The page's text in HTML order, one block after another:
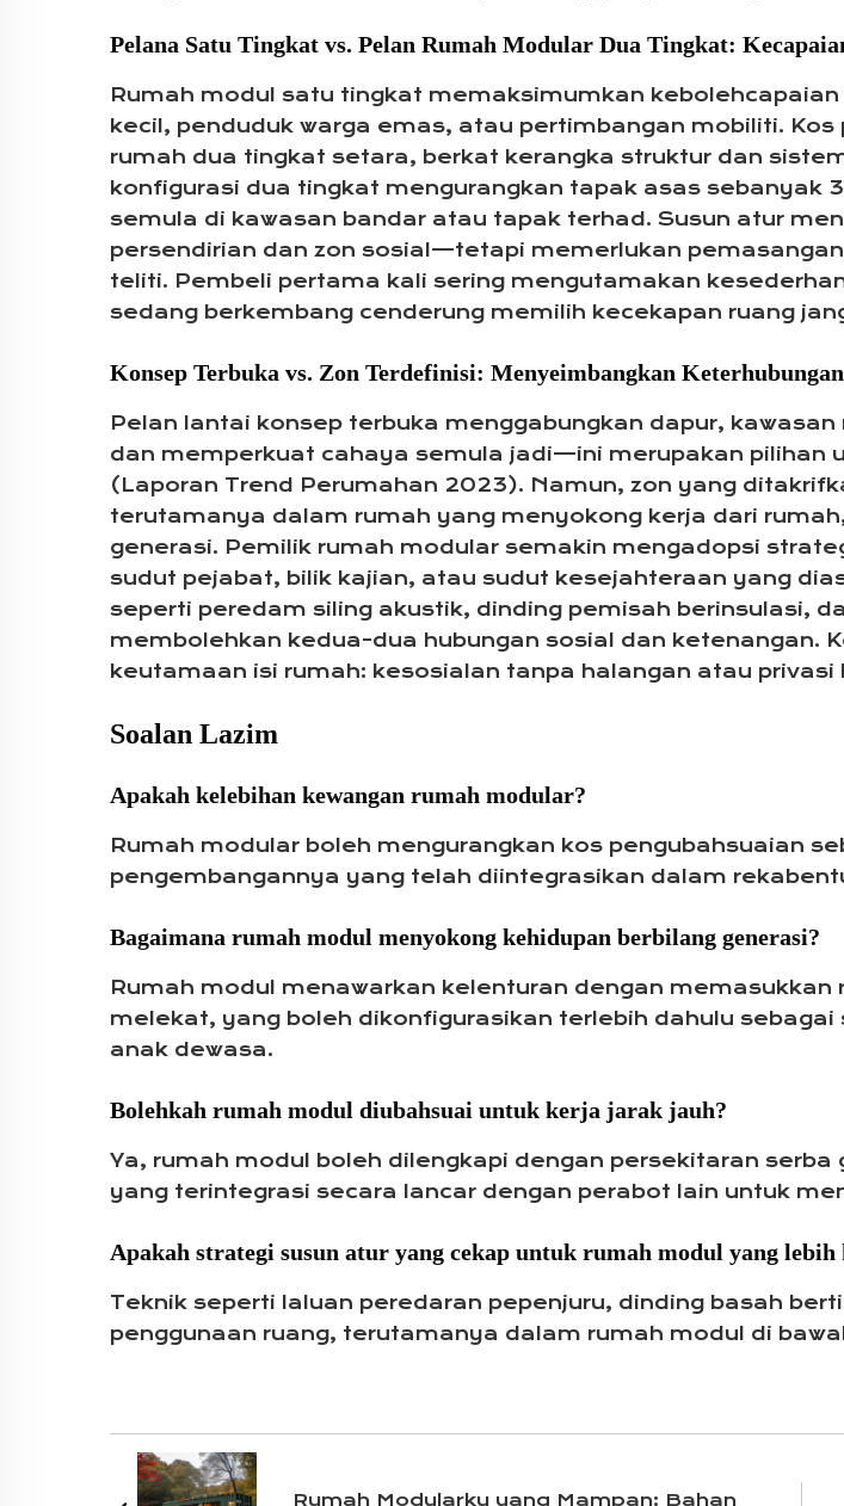
Pelana Satu Tingkat vs. Pelan Rumah Modular Dua Tingkat:
Rumah modul satu tingkat memaksimumkan
kecil, penduduk warga emas, atau pertimbangan mobiliti.
rumah dua tingkat setara, berkat kerangka struktur dan
konfigurasi dua tingkat mengurangkan tapak asas sebanyak
semula di kawasan bandar atau tapak terhad. Susun atur
persendirian dan zon sosial—tetapi memerlukan
teliti. Pembeli pertama kali sering mengutamakan
sedang berkembang cenderung memilih kecekapan ruang
Konsep Terbuka vs. Zon Terdefinisi: Menyeimbangkan
Pelan lantai konsep terbuka menggabungkan dapur,
dan memperkuat cahaya semula jadi—ini merupakan pilihan
(Laporan Trend Perumahan 2023). Namun, zon yang
terutamanya dalam rumah yang menyokong kerja dari
generasi. Pemilik rumah modular semakin mengadopsi
sudut pejabat, bilik kajian, atau sudut kesejahteraan yang
seperti peredam siling akustik, dinding pemisah berinsulasi,
membolehkan kedua-dua hubungan sosial dan ketenangan.
keutamaan isi rumah: kesosialan tanpa halangan atau
Soalan Lazim
Apakah kelebihan kewangan rumah modular?
Rumah modular boleh mengurangkan kos pengubahsuaian
pengembangannya yang telah diintegrasikan dalam
Bagaimana rumah modul menyokong kehidupan berbilang generasi?
Rumah modul menawarkan kelenturan dengan
melekat, yang boleh dikonfigurasikan terlebih dahulu
anak dewasa.
Bolehkah rumah modul diubahsuai untuk kerja jarak jauh?
Ya, rumah modul boleh dilengkapi dengan persekitaran
yang terintegrasi secara lancar dengan perabot lain untuk
Apakah strategi susun atur yang cekap untuk rumah modul yang lebih
Teknik seperti laluan peredaran pepenjuru, dinding basah
penggunaan ruang, terutamanya dalam rumah modul di
Rumah Modularku yang Mampan: Bahan